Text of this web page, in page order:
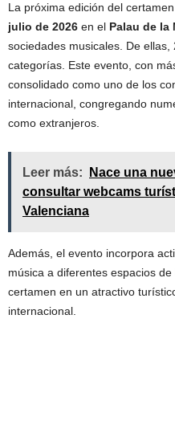
La próxima edición del
julio de 2026 en el Palau de la
sociedades musicales. De
categorías. Este evento, con
consolidado como uno de los
internacional, congregando
como extranjeros.
Leer más:
Nace una
consultar webcams
Valenciana
Además, el evento incorpora
música a diferentes espacios
certamen en un atractivo
internacional.